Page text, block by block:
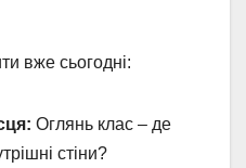
вже сьогодні:
Оглянь клас – де
стіни?